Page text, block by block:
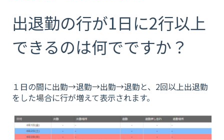
出退勤の行が1日に2行以上
できるのは何でですか？
１日の間に出勤→退勤→出勤→退勤と、2回以上出退勤
をした場合に行が増えて表示されます。